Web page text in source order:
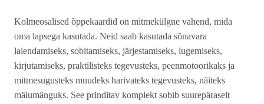
Kolmeosalised õppekaardid on mitmekülgne vahend, mida
oma lapsega kasutada. Neid saab kasutada sõnavara
laiendamiseks, sobitamiseks, järjestamiseks, lugemiseks,
kirjutamiseks, praktilisteks tegevusteks, peenmotoorikaks ja
mitmesugusteks muudeks harivateks tegevusteks, näiteks
mälumänguks. See prinditav komplekt sobib suurepäraselt